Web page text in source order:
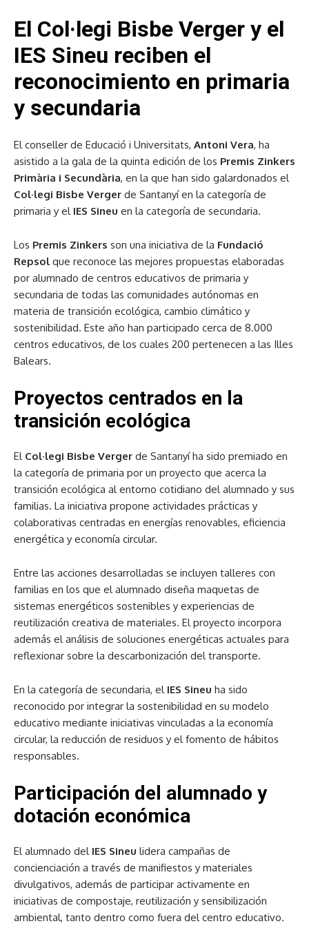
El Col·legi Bisbe Verger y el
IES Sineu reciben el
reconocimiento en primaria
y secundaria
El conseller de Educació i Universitats, Antoni Vera, ha
asistido a la gala de la quinta edición de los Premis Zinkers
Primària i Secundària, en la que han sido galardonados el
Col·legi Bisbe Verger de Santanyí en la categoría de
primaria y el IES Sineu en la categoría de secundaria.
Los Premis Zinkers son una iniciativa de la Fundació
Repsol que reconoce las mejores propuestas elaboradas
por alumnado de centros educativos de primaria y
secundaria de todas las comunidades autónomas en
materia de transición ecológica, cambio climático y
sostenibilidad. Este año han participado cerca de 8.000
centros educativos, de los cuales 200 pertenecen a las Illes
Balears.
Proyectos centrados en la
transición ecológica
El Col·legi Bisbe Verger de Santanyí ha sido premiado en
la categoría de primaria por un proyecto que acerca la
transición ecológica al entorno cotidiano del alumnado y sus
familias. La iniciativa propone actividades prácticas y
colaborativas centradas en energías renovables, eficiencia
energética y economía circular.
Entre las acciones desarrolladas se incluyen talleres con
familias en los que el alumnado diseña maquetas de
sistemas energéticos sostenibles y experiencias de
reutilización creativa de materiales. El proyecto incorpora
además el análisis de soluciones energéticas actuales para
reflexionar sobre la descarbonización del transporte.
En la categoría de secundaria, el IES Sineu ha sido
reconocido por integrar la sostenibilidad en su modelo
educativo mediante iniciativas vinculadas a la economía
circular, la reducción de residuos y el fomento de hábitos
responsables.
Participación del alumnado y
dotación económica
El alumnado del IES Sineu lidera campañas de
concienciación a través de manifiestos y materiales
divulgativos, además de participar activamente en
iniciativas de compostaje, reutilización y sensibilización
ambiental, tanto dentro como fuera del centro educativo.